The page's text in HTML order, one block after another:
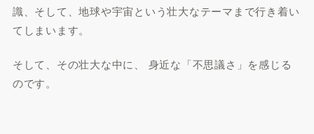
識、そして、地球や宇宙という壮大なテーマまで行き着い
てしまいます。
そして、その壮大な中に、 身近な「不思議さ」を感じる
のです。